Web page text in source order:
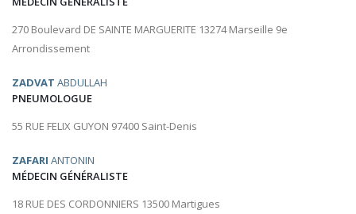
270 Boulevard DE SAINTE MARGUERITE 13274 Marseille 9e
Arrondissement
ZADVAT ABDULLAH
PNEUMOLOGUE
55 RUE FELIX GUYON 97400 Saint-Denis
ZAFARI ANTONIN
MÉDECIN GÉNÉRALISTE
18 RUE DES CORDONNIERS 13500 Martigues